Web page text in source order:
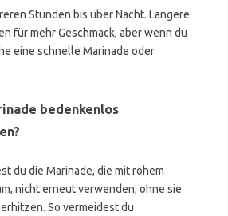
Stunden bis über Nacht. Längere
für mehr Geschmack, aber wenn du
eine schnelle Marinade oder
bedenkenlos
du die Marinade, die mit rohem
nicht erneut verwenden, ohne sie
So vermeidest du